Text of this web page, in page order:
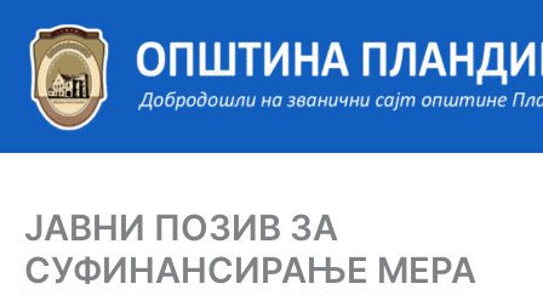
садржај
ЈАВНИ ПОЗИВ ЗА
СУФИНАНСИРАЊЕ МЕРА